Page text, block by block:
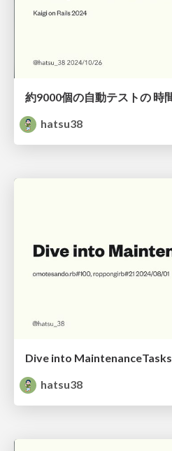
hatsu38
Dive into MaintenanceTasks
hatsu38